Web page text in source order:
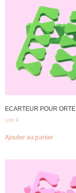
ECARTEUR POUR
1,00 €
Ajouter au panier